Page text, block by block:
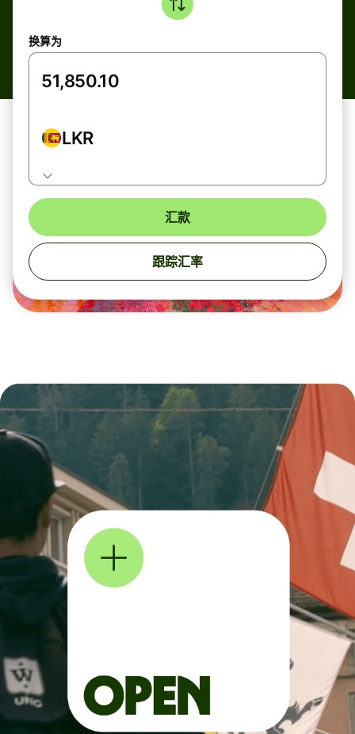
换算为
LKR
汇款
跟踪汇率